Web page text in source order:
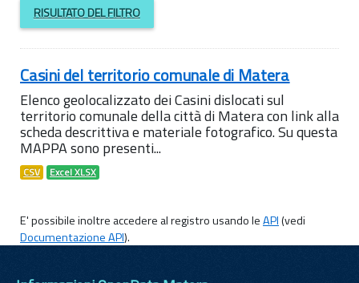
RISULTATO DEL FILTRO
Casini del territorio comunale di Matera
Elenco geolocalizzato dei Casini dislocati sul
territorio comunale della città di Matera con link alla
scheda descrittiva e materiale fotografico. Su questa
MAPPA sono presenti...
CSV Excel XLSX
E' possibile inoltre accedere al registro usando leAPI(vedi
Documentazione API).